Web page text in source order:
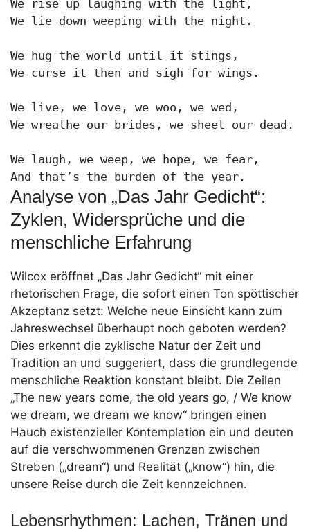
We rise up laughing with the light,
We lie down weeping with the night.
We hug the world until it stings,
We curse it then and sigh for wings.
We live, we love, we woo, we wed,
We wreathe our brides, we sheet our dead.
We laugh, we weep, we hope, we fear,
And that’s the burden of the year.
Analyse von „Das Jahr Gedicht“:
Zyklen, Widersprüche und die
menschliche Erfahrung
Wilcox eröffnet „Das Jahr Gedicht“ mit einer
rhetorischen Frage, die sofort einen Ton spöttischer
Akzeptanz setzt: Welche neue Einsicht kann zum
Jahreswechsel überhaupt noch geboten werden?
Dies erkennt die zyklische Natur der Zeit und
Tradition an und suggeriert, dass die grundlegende
menschliche Reaktion konstant bleibt. Die Zeilen
„The new years come, the old years go, / We know
we dream, we dream we know“ bringen einen
Hauch existenzieller Kontemplation ein und deuten
auf die verschwommenen Grenzen zwischen
Streben („dream“) und Realität („know“) hin, die
unsere Reise durch die Zeit kennzeichnen.
Lebensrhythmen: Lachen, Tränen und